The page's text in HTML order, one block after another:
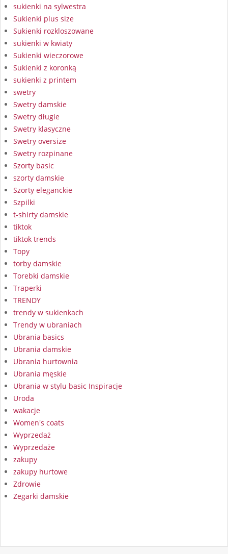
sukienki na sylwestra
Sukienki plus size
Sukienki rozkloszowane
sukienki w kwiaty
Sukienki wieczorowe
Sukienki z koronką
sukienki z printem
swetry
Swetry damskie
Swetry długie
Swetry klasyczne
Swetry oversize
Swetry rozpinane
Szorty basic
szorty damskie
Szorty eleganckie
Szpilki
t-shirty damskie
tiktok
tiktok trends
Topy
torby damskie
Torebki damskie
Traperki
TRENDY
trendy w sukienkach
Trendy w ubraniach
Ubrania basics
Ubrania damskie
Ubrania hurtownia
Ubrania męskie
Ubrania w stylu basic Inspiracje
Uroda
wakacje
Women's coats
Wyprzedaż
Wyprzedaże
zakupy
zakupy hurtowe
Zdrowie
Zegarki damskie